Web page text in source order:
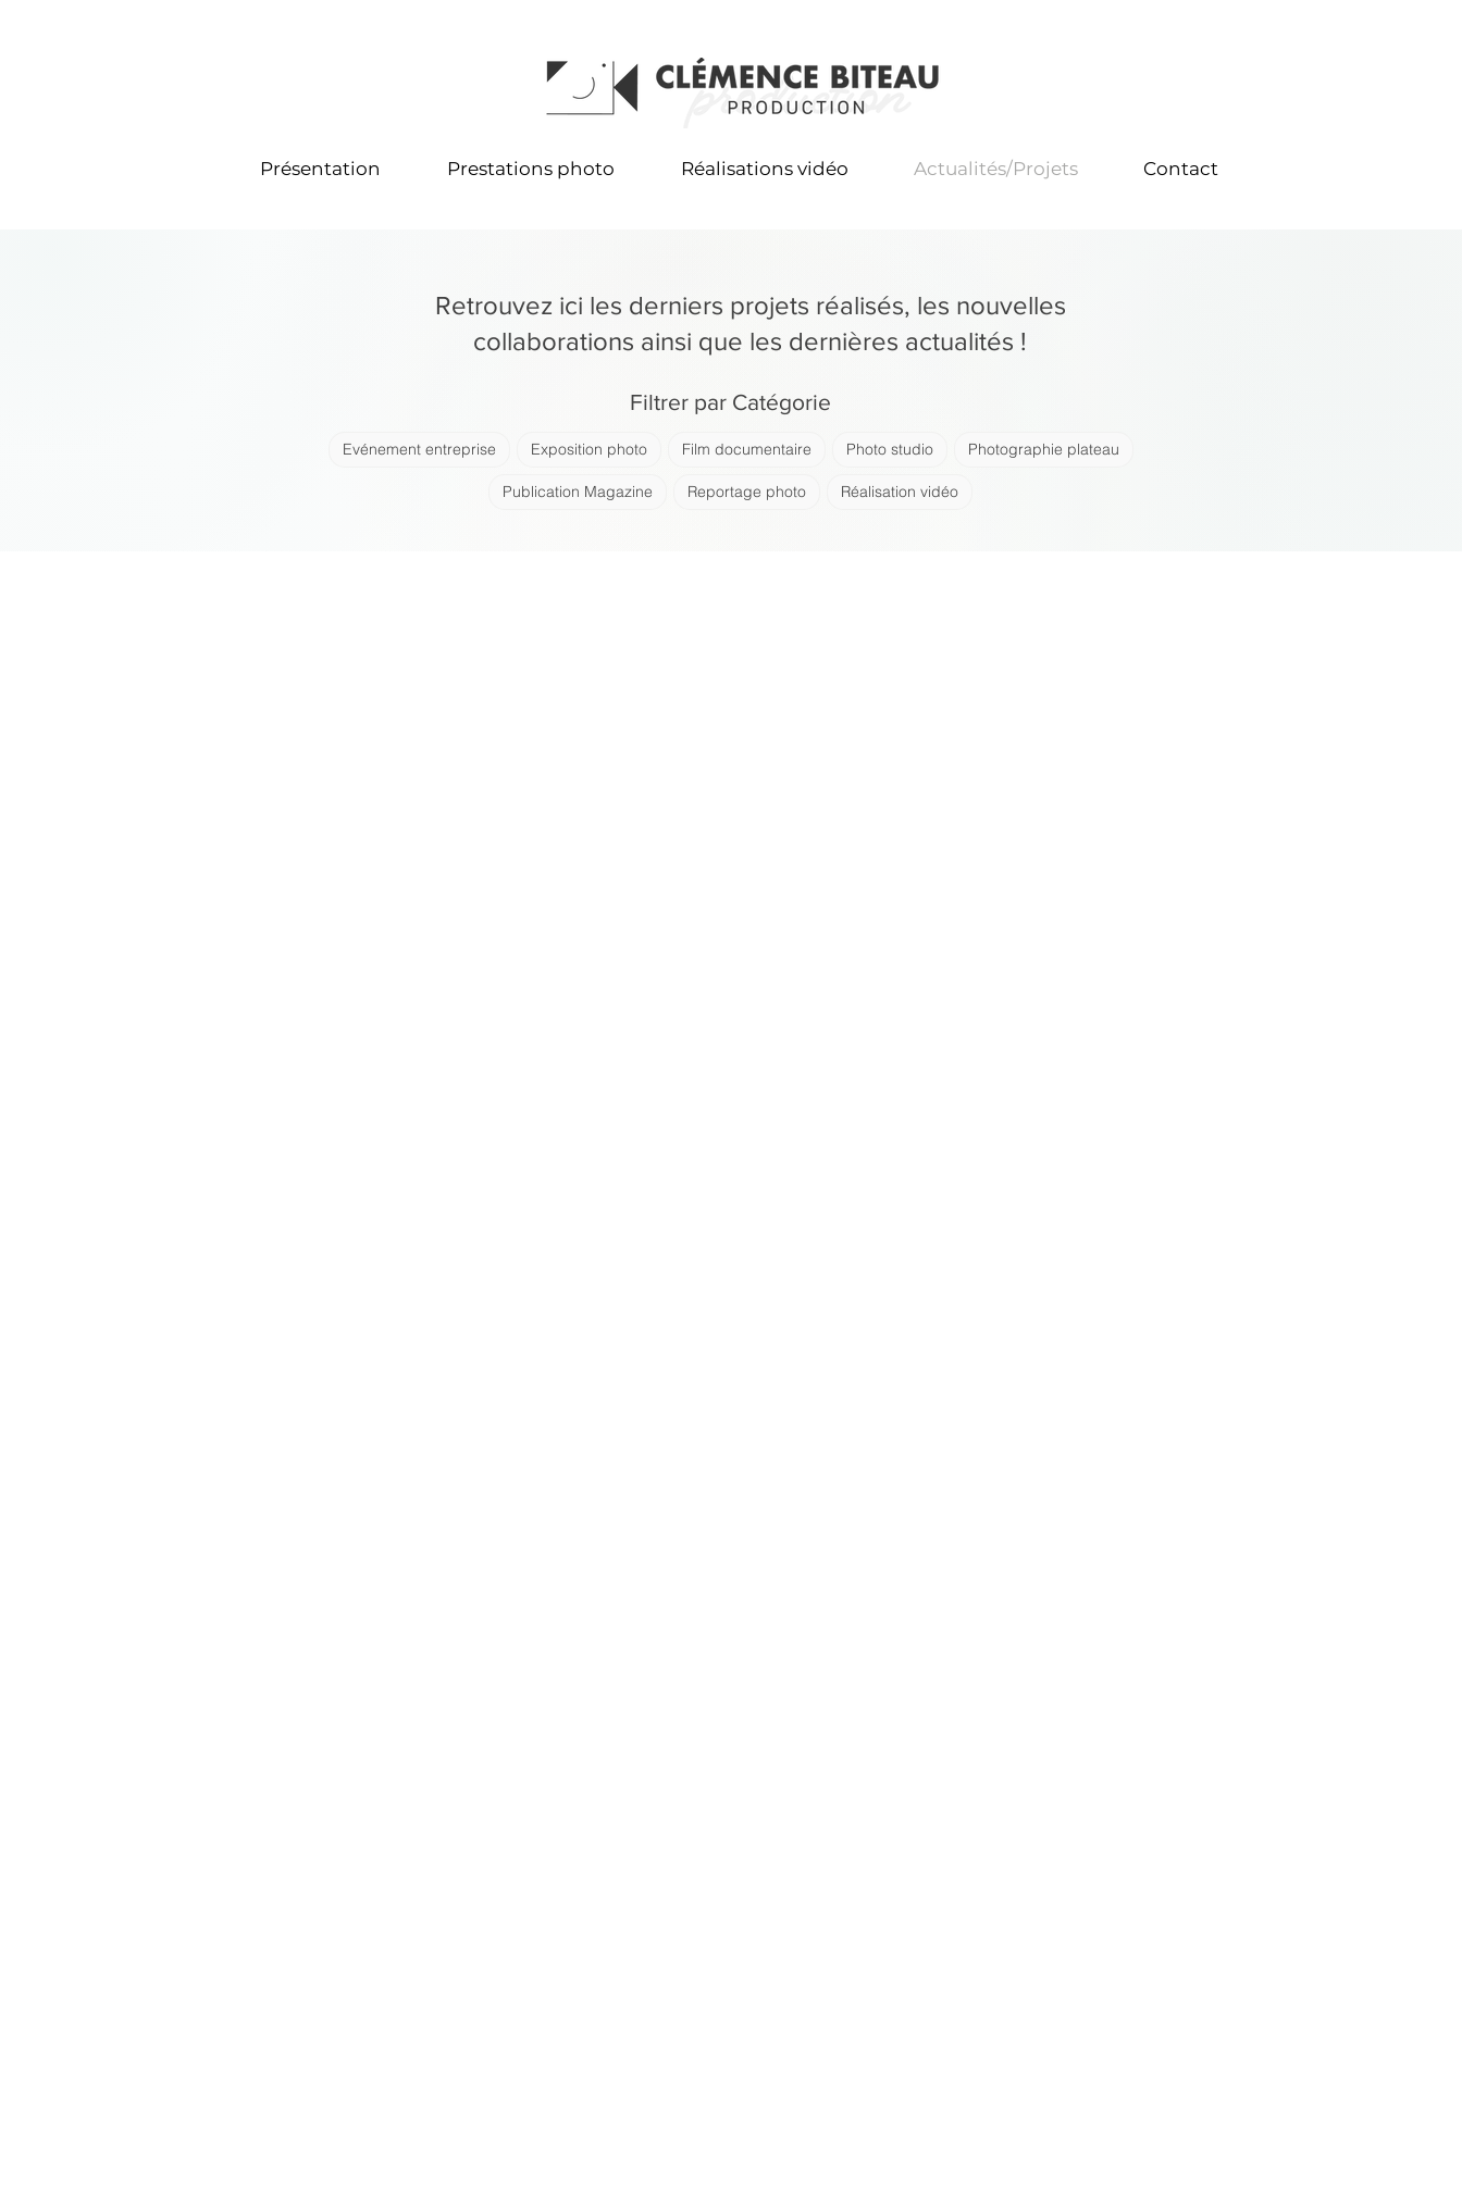
Présentation Prestations photo Réalisations vidéo Actualités/Projets Contact
Retrouvez ici les derniers projets réalisés, les nouvelles
collaborations ainsi que les dernières actualités !
Filtrer par Catégorie
Evénement entreprise Exposition photo Film documentaire Photo studio Photographie plateau
Publication Magazine Reportage photo Réalisation vidéo